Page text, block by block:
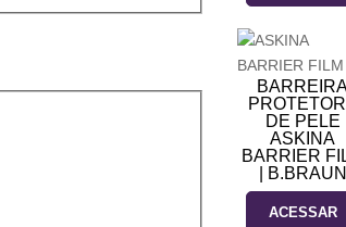
DE PELE
ASKINA
BARRIER
| B.BRAUN
ACESSAR